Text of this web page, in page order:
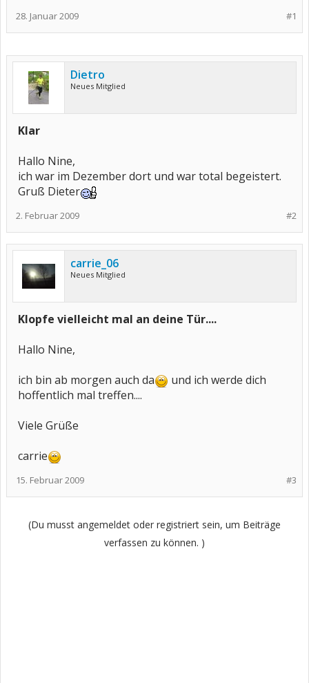
#1
28. Januar 2009
Dietro
Neues Mitglied
Klar
Hallo Nine,
ich war im Dezember dort und war total begeistert.
Gruß Dieter
#2
2. Februar 2009
carrie_06
Neues Mitglied
Klopfe vielleicht mal an deine Tür....
Hallo Nine,
ich bin ab morgen auch da
und ich werde dich
hoffentlich mal treffen....
Viele Grüße
carrie
#3
15. Februar 2009
(Du musst angemeldet oder registriert sein, um Beiträge
verfassen zu können. )